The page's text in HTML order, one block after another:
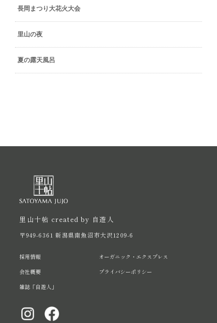
長岡まつり大花火大会
里山の夜
夏の露天風呂
里山十帖 created by 自遊人
〒949-6361 新潟県南魚沼市大沢1209-6
採用情報
会社概要
雑誌「自遊人」
オーガニック・エクスプレス
プライバシーポリシー